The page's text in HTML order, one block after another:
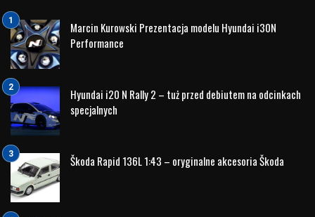
niezawodności i innowacyjnych rozwiązaniach. Jednym z
najważniejszych czynników, które sprawiają, że samochody
tej marki cieszą się tak dużym uznaniem na globalnym
rynku, jest ich bezawaryjność. W ciągu ostatnich lat Hyundai
zrobił ogromne postępy, udowadniając, że może
konkurować z najbardziej uznanymi markami
motoryzacyjnymi na świecie, takimi jak Toyota, Honda czy
Volkswagen, również pod względem niezawodności.
Ewolucja marki Hyundai